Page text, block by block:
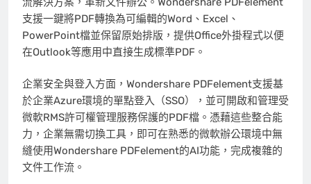
支援一鍵將PDF轉換為可編輯的Word、Excel、
PowerPoint檔並保留原始排版，提供Office外掛程式以便
在Outlook等應用中直接生成標準PDF。
企業安全與登入方面，Wondershare PDFelement支援基
於企業Azure環境的單點登入（SSO），並可開啟和管理受
微軟RMS許可權管理服務保護的PDF檔。憑藉這些整合能
力，企業無需切換工具，即可在熟悉的微軟辦公環境中無
縫使用Wondershare PDFelement的AI功能，完成複雜的
文件工作流。